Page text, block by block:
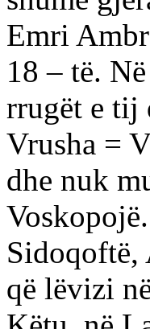
Emri
18 – të.
rrugët e tij
Vrusha =
dhe nuk
Voskopojë.
Sidoqoftë,
që lëvizi